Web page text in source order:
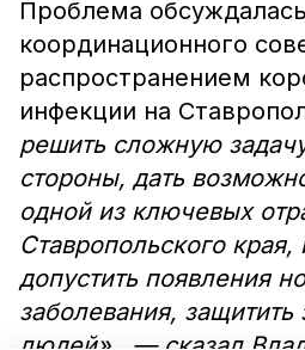
Проблема
координационного
распространением
инфекции на
решить сложную
стороны, дать
одной из ключевых
Ставропольского края,
допустить появления
заболевания, защитить